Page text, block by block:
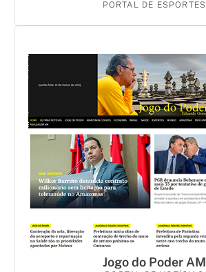
PORTAL DE ESPORTES
Jogo do Poder AM